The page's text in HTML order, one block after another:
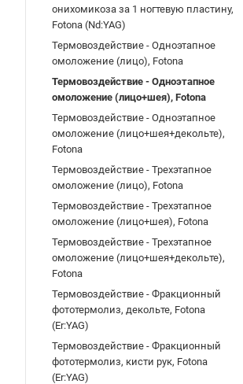
онихомикоза за 1 ногтевую пластину,
Fotona (Nd:YAG)
Термовоздействие - Одноэтапное
омоложение (лицо), Fotona
Термовоздействие - Одноэтапное
омоложение (лицо+шея), Fotona
Термовоздействие - Одноэтапное
омоложение (лицо+шея+декольте),
Fotona
Термовоздействие - Трехэтапное
омоложение (лицо), Fotona
Термовоздействие - Трехэтапное
омоложение (лицо+шея), Fotona
Термовоздействие - Трехэтапное
омоложение (лицо+шея+декольте),
Fotona
Термовоздействие - Фракционный
фототермолиз, декольте, Fotona
(Er:YAG)
Термовоздействие - Фракционный
фототермолиз, кисти рук, Fotona
(Er:YAG)